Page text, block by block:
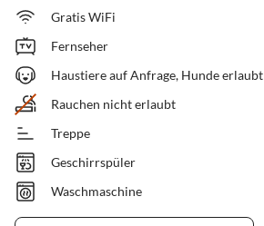
Gratis WiFi
Fernseher
Haustiere auf Anfrage, Hunde erlaubt
Rauchen nicht erlaubt
Treppe
Geschirrspüler
Waschmaschine